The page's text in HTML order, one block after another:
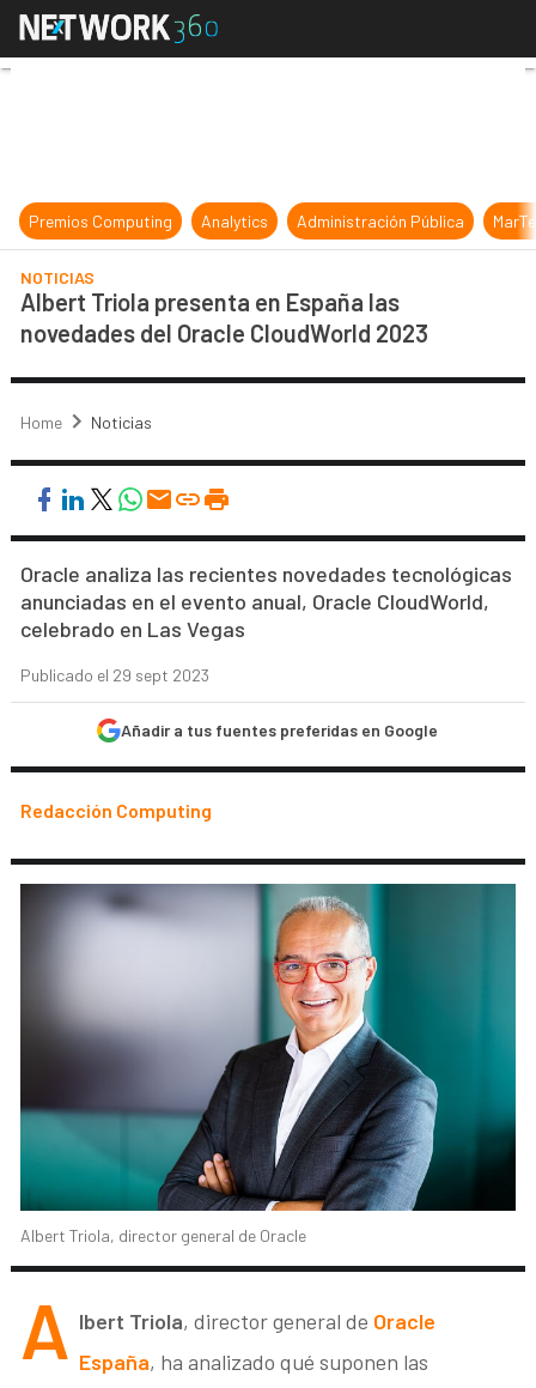
Albert Triola presenta en España
Premios Computing Analytics Administración Pública
NOTICIAS
Albert Triola presenta en España las
novedades del Oracle CloudWorld 2023
Home Noticias
Oracle analiza las recientes novedades tecnológicas
anunciadas en el evento anual, Oracle CloudWorld,
celebrado en Las Vegas
Publicado el 29 sept 2023
Añadir a tus fuentes preferidas en Google
Redacción Computing
Albert Triola, director general de Oracle
A lbert Triola, director general de Oracle
España, ha analizado qué suponen las